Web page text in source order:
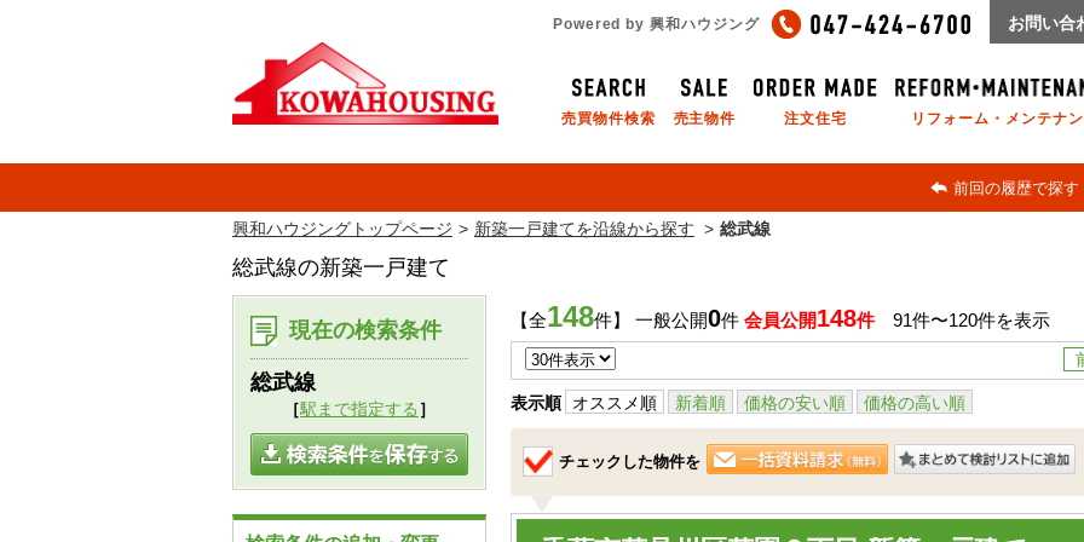
Powered by 興和ハウジング お問い合
売買物件検索 売主物件 注文住宅 リフォーム・メンテナ
前回の履歴で探す
興和ハウジングトップページ 新築一戸建てを沿線から探す 総武線
総武線の新築一戸建て
【全148件】 一般公開0件 会員公開148件91件〜120件を表示
表示順 オススメ順 新着順 価格の安い順 価格の高い順
チェックした物件を
現在の検索条件
総武線
［駅まで指定する ］